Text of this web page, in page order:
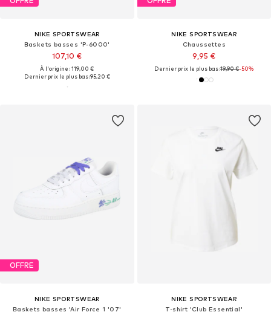
NIKE SPORTSWEAR
Baskets basses 'P-6000'
107,10 €
À l'origine : 119,00 €
Dernier prix le plus bas :95,20 €
NIKE SPORTSWEAR
Chaussettes
9,95 €
Dernier prix le plus bas :19,90 €-50%
OFFRE
NIKE SPORTSWEAR
Baskets basses 'Air Force 1 '07'
NIKE SPORTSWEAR
T-shirt 'Club Essential'